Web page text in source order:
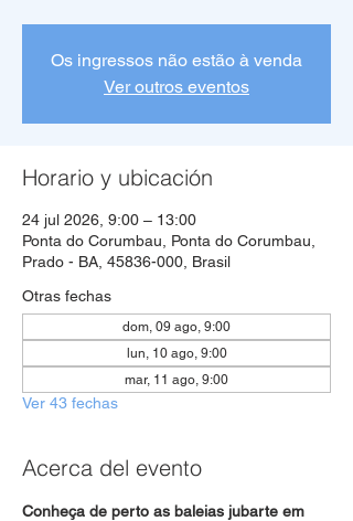
Os ingressos não estão à venda
Ver outros eventos
Horario y ubicación
24 jul 2026, 9:00 – 13:00
Ponta do Corumbau, Ponta do Corumbau,
Prado - BA, 45836-000, Brasil
Otras fechas
dom, 09 ago, 9:00
lun, 10 ago, 9:00
mar, 11 ago, 9:00
Ver 43 fechas
Acerca del evento
Conheça de perto as baleias jubarte em